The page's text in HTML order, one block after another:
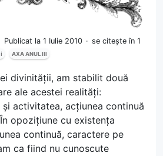
Publicat la 1 Iulie 2010
se citește în 1
AXA ANUL III
divinității, am stabilit două
ale acestei realități:
activitatea, acțiunea continuă
opozițiune cu existența
continuă, caractere pe
ca fiind nu cunoscute